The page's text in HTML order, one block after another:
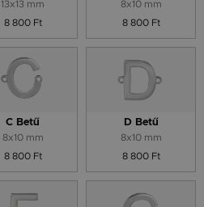
13x13 mm
8 800 Ft
8x10 mm
8 800 Ft
C Betű
8x10 mm
8 800 Ft
D Betű
8x10 mm
8 800 Ft